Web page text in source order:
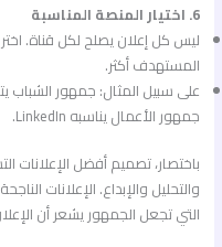
6. اختيار المنصة المناسبة
ليس كل إعلان يصلح لكل قناة.
المستهدف أكثر.
جمهور الأعمال يناسبه LinkedIn.
باختصار، تصميم أفضل الإعلانات
والتحليل والإبداع. الإعلانات
التي تجعل الجمهور يشعر أن